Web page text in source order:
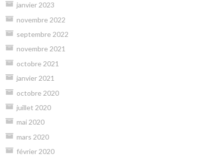
janvier 2023
novembre 2022
septembre 2022
novembre 2021
octobre 2021
janvier 2021
octobre 2020
juillet 2020
mai 2020
mars 2020
février 2020